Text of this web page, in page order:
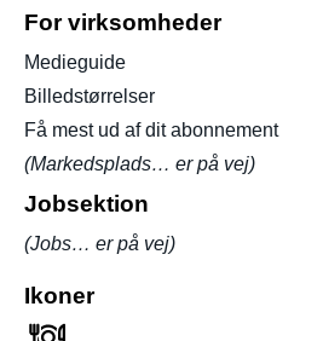
For virksomheder
Medieguide
Billedstørrelser
Få mest ud af dit abonnement
(Markedsplads… er på vej)
Jobsektion
(Jobs… er på vej)
Ikoner